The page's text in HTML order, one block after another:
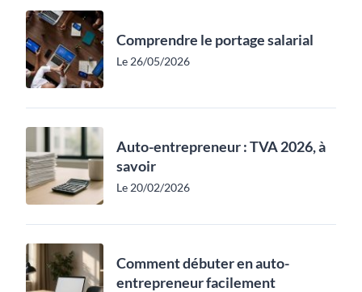
Comprendre le portage salarial
Le 26/05/2026
Auto-entrepreneur : TVA 2026, à
savoir
Le 20/02/2026
Comment débuter en auto-
entrepreneur facilement